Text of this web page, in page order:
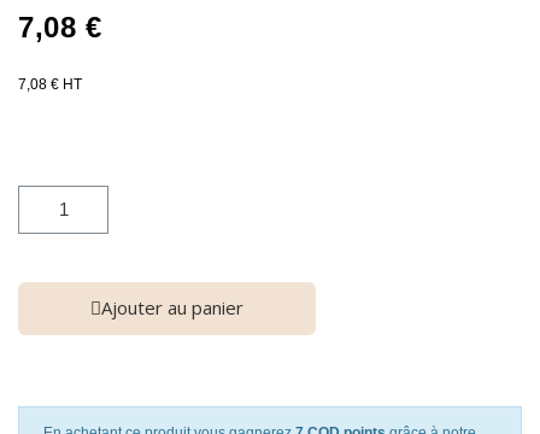
7,08 €
7,08 € HT
Ajouter au panier